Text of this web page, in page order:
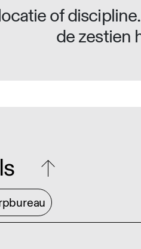
of
de zestien